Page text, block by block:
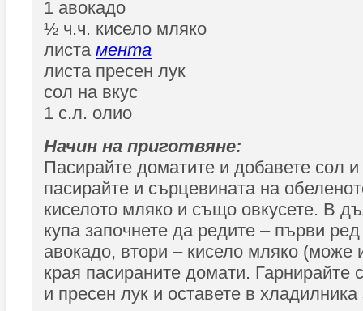
1 авокадо
½ ч.ч. кисело мляко
листа мента
листа пресен лук
сол на вкус
1 с.л. олио
Начин на приготвяне:
Пасирайте доматите и добавете сол
пасирайте и сърцевината на
киселото мляко и също овкусете. В
купа започнете да редите – първи ред
авокадо, втори – кисело мляко (може
края пасираните домати. Гарнирайте
и пресен лук и оставете в хладилника